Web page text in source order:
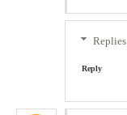
Replies
Reply